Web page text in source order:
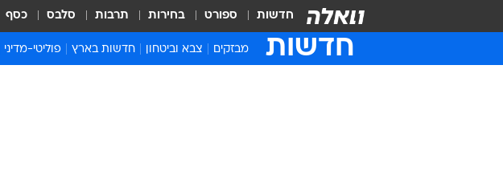
חדשות ספורט בחירות תרבות סלבס כסף
חדשות מבזקים צבא וביטחון חדשות בארץ פוליטי-מדיני